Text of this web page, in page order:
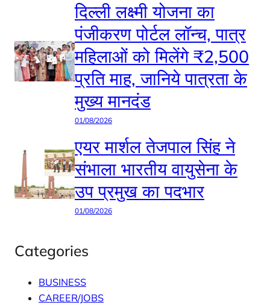
दिल्ली लक्ष्मी योजना का
पंजीकरण पोर्टल लॉन्च, पात्र
महिलाओं को मिलेंगे ₹2,500
प्रति माह, जानिये पात्रता के
मुख्य मानदंड
01/08/2026
एयर मार्शल तेजपाल सिंह ने
संभाला भारतीय वायुसेना के
उप प्रमुख का पदभार
01/08/2026
Categories
BUSINESS
CAREER/JOBS